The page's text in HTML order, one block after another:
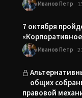
Иванов Петр
7 октября
Иванов Петр
общих
правовой